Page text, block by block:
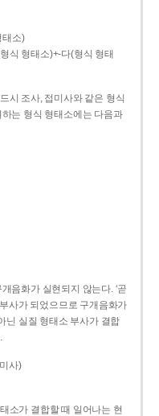
태소)
식 형태소)+-다(형식 형태
시 조사, 접미사와 같은 형식
는 형식 형태소에는 다음과
음화가 실현되지 않는다. ‘곧
사가 되었으므로 구개음화가
닌 실질 형태소 부사가 결합
사)
소가 결합할 때 일어나는 현